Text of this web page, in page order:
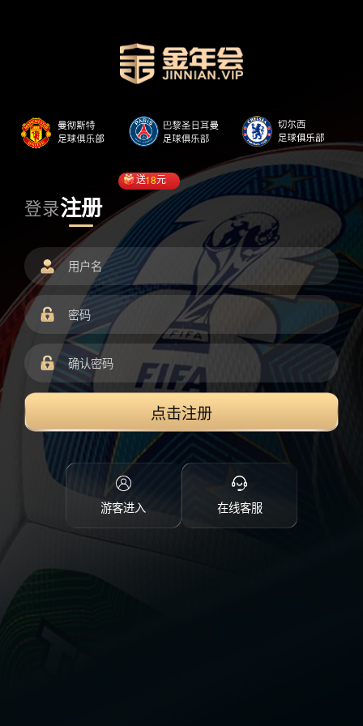
登录注册
送18元
点击注册
游客进入 在线客服